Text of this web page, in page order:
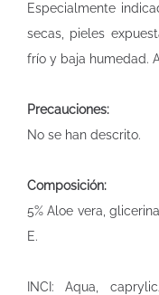
Especialmente
secas, pieles
frío y baja humedad.
Precauciones:
No se han descrito.
Composición:
5% Aloe vera,
E.
INCI: Aqua,